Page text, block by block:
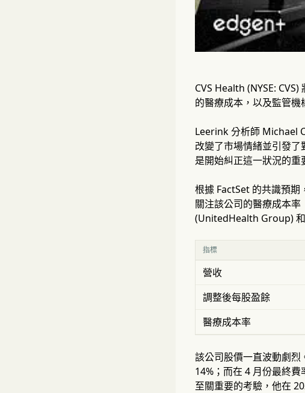
CVS Health (NYSE:
的醫療成本，以及監管機
Leerink 分析師 Michael
改變了市場情緒並引發
是開始糾正這一狀況的重
根據 FactSet 的共識預期
關注該公司的醫療成本
(UnitedHealth Group)
指標
營收
調整後每股盈餘
醫療成本率
該公司股價一直波動劇
14%；而在 4 月份最終
至關重要的考驗，他在